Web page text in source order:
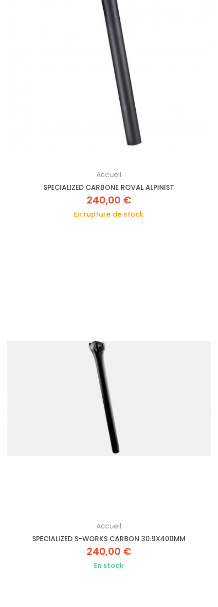
Accueil
SPECIALIZED CARBONE ROVAL ALPINIST
240,00 €
En rupture de stock
Accueil
SPECIALIZED S-WORKS CARBON 30.9X400MM
240,00 €
En stock